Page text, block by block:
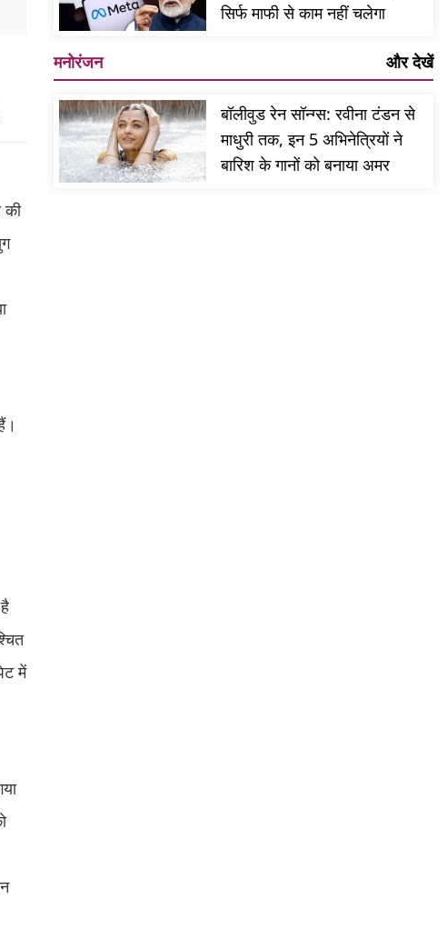
की
में
सिर्फ माफी से काम नहीं चलेगा
मनोरंजन और देखें
बॉलीवुड रेन सॉन्ग्स: रवीना टंडन से
माधुरी तक, इन 5 अभिनेत्रियों ने
बारिश के गानों को बनाया अमर